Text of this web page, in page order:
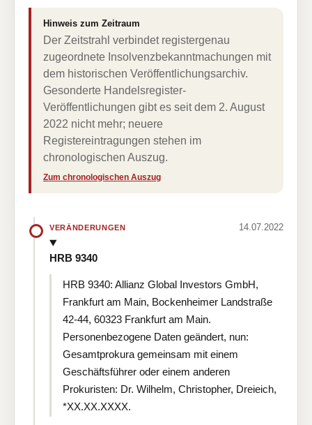
Hinweis zum Zeitraum
Der Zeitstrahl verbindet registergenau
zugeordnete Insolvenzbekanntmachungen mit
dem historischen Veröffentlichungsarchiv.
Gesonderte Handelsregister-
Veröffentlichungen gibt es seit dem 2. August
2022 nicht mehr; neuere
Registereintragungen stehen im
chronologischen Auszug.
Zum chronologischen Auszug
VERÄNDERUNGEN 14.07.2022
HRB 9340
HRB 9340: Allianz Global Investors GmbH,
Frankfurt am Main, Bockenheimer Landstraße
42-44, 60323 Frankfurt am Main.
Personenbezogene Daten geändert, nun:
Gesamtprokura gemeinsam mit einem
Geschäftsführer oder einem anderen
Prokuristen: Dr. Wilhelm, Christopher, Dreieich,
*XX.XX.XXXX.